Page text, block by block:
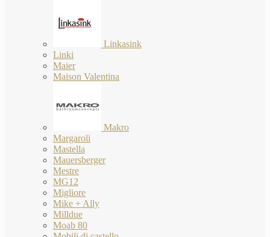
Linkasink
Linki
Maier
Maison Valentina
Makro
Margaroli
Mastella
Mauersberger
Mestre
MG12
Migliore
Mike + Ally
Milldue
Moab 80